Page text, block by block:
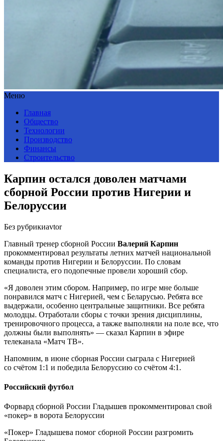
Меню
Главная
Общество
Технологии
Производство
Финансы
Строительство
Карпин остался доволен матчами
сборной России против Нигерии и
Белоруссии
Без рубрикиavtor
Главный тренер сборной России Валерий Карпин
прокомментировал результаты летних матчей национальной
команды против Нигерии и Белоруссии. По словам
специалиста, его подопечные провели хороший сбор.
«Я доволен этим сбором. Например, по игре мне больше
понравился матч с Нигерией, чем с Беларусью. Ребята все
выдержали, особенно центральные защитники. Все ребята
молодцы. Отработали сборы с точки зрения дисциплины,
тренировочного процесса, а также выполняли на поле все, что
должны были выполнять» — сказал Карпин в эфире
телеканала «Матч ТВ».
Напомним, в июне сборная России сыграла с Нигерией
со счётом 1:1 и победила Белоруссию со счётом 4:1.
Российский футбол
Форвард сборной России Гладышев прокомментировал свой
«покер» в ворота Белоруссии
«Покер» Гладышева помог сборной России разгромить